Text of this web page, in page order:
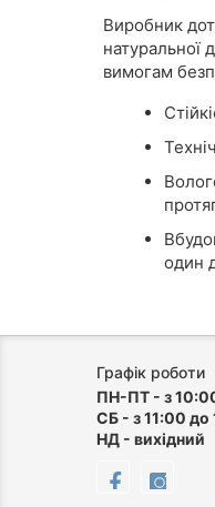
Виробник
натуральної
вимогам
один
Графік роботи
ПН-ПТ - з
СБ - з 11:00 до
НД - вихідний